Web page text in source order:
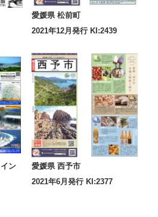
愛媛県 松前町
2021年12月発行 KI:2439
ン
愛媛県 西予市
2021年6月発行 KI:2377